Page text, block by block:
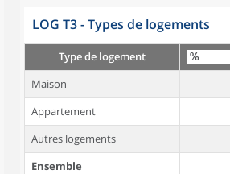
LOG T3 - Types de logements
Type de logement
Maison
Appartement
Autres logements
Ensemble